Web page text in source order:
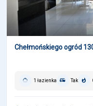
Chełmońskiego ogród
1 łazienka Tak